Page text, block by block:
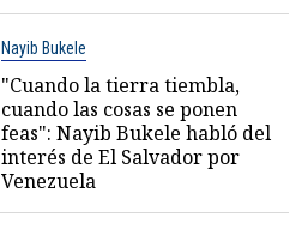
Nayib Bukele
"Cuando la tierra tiembla,
cuando las cosas se ponen
feas": Nayib Bukele habló del
interés de El Salvador por
Venezuela